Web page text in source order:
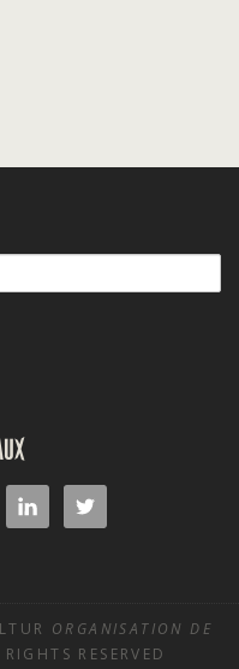
ORGANISATION DE
RESERVED